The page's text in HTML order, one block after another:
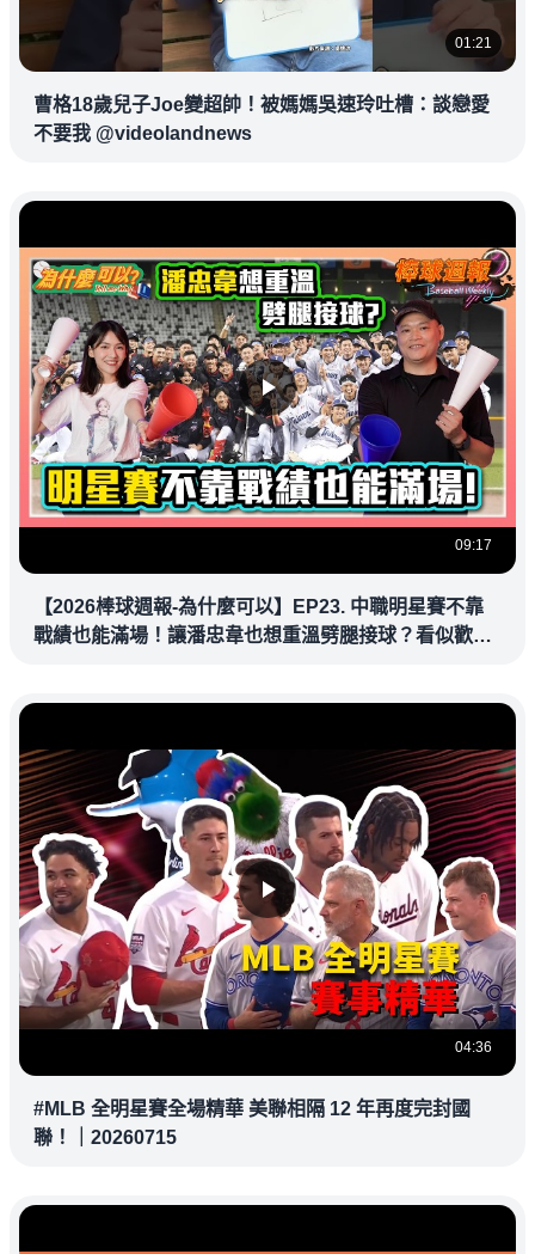
01:21
曹格18歲兒子Joe變超帥！被媽媽吳速玲吐槽：談戀愛
不要我 @videolandnews
09:17
【2026棒球週報-為什麼可以】EP23. 中職明星賽不靠
戰績也能滿場！讓潘忠韋也想重溫劈腿接球？看似歡樂
04:36
#MLB 全明星賽全場精華 美聯相隔 12 年再度完封國
聯！｜20260715